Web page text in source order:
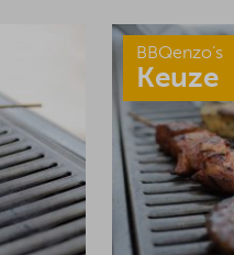
BBQenzo’s
Keuze